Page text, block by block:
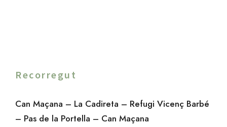
Recorregut
Can Maçana – La Cadireta – Refugi Vicenç Barbé
– Pas de la Portella – Can Maçana